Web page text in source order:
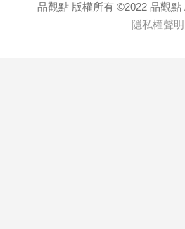
品觀點 版權所有 ©2022 品觀點
隱私權聲明